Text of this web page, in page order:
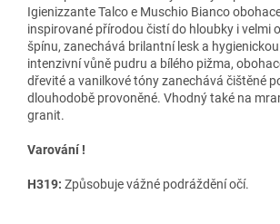
Igienizzante Talco e Muschio Bianco
inspirované přírodou čistí do hloubky i velmi
špínu, zanechává brilantní lesk a
intenzivní vůně pudru a bílého pižma,
dřevité a vanilkové tóny zanechává čištěné
dlouhodobě provoněné. Vhodný také na
granit.
Varování !
H319: Způsobuje vážné podráždění očí.